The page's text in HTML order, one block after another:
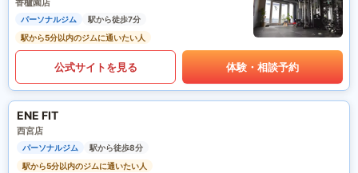
香櫨園店
パーソナルジム
駅から徒歩7分
駅から5分以内のジムに通いたい人
公式サイトを見る 体験・相談予約
ENE FIT
西宮店
パーソナルジム
駅から徒歩8分
駅から5分以内のジムに通いたい人